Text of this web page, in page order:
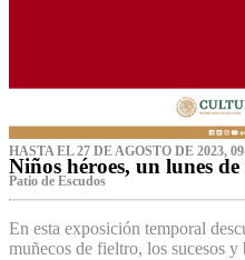
HASTA EL 27 DE AGOSTO DE 2023,
Niños héroes, un lunes de
Patio de Escudos
En esta exposición temporal
muñecos de fieltro, los sucesos